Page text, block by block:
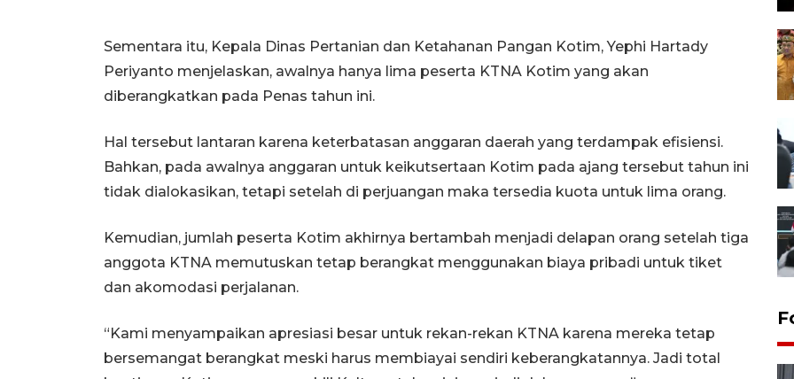
Sementara itu, Kepala Dinas Pertanian dan Ketahanan Pangan Kotim, Yephi Hartady
Periyanto menjelaskan, awalnya hanya lima peserta KTNA Kotim yang akan
diberangkatkan pada Penas tahun ini.
Hal tersebut lantaran karena keterbatasan anggaran daerah yang terdampak efisiensi.
Bahkan, pada awalnya anggaran untuk keikutsertaan Kotim pada ajang tersebut tahun ini
tidak dialokasikan, tetapi setelah di perjuangan maka tersedia kuota untuk lima orang.
Kemudian, jumlah peserta Kotim akhirnya bertambah menjadi delapan orang setelah tiga
anggota KTNA memutuskan tetap berangkat menggunakan biaya pribadi untuk tiket
dan akomodasi perjalanan.
“Kami menyampaikan apresiasi besar untuk rekan-rekan KTNA karena mereka tetap
bersemangat berangkat meski harus membiayai sendiri keberangkatannya. Jadi total